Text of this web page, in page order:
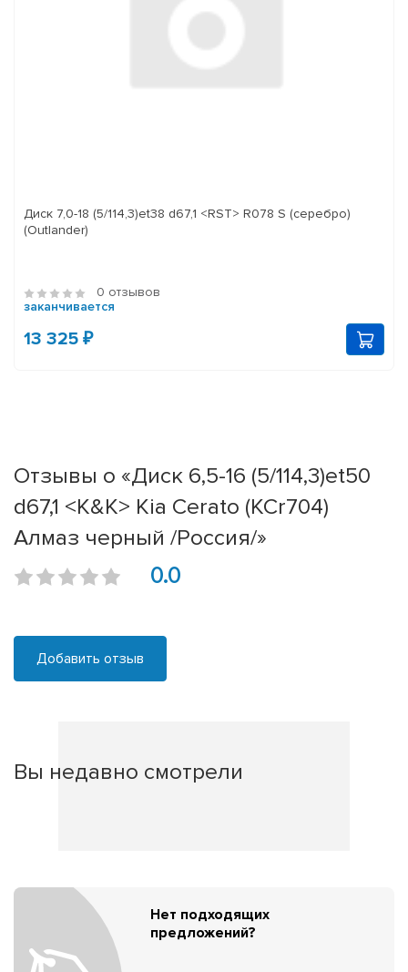
Диск 7,0-18 (5/114,3)et38 d67,1 <RST> R078 S (серебро)
(Outlander)
0 отзывов
заканчивается
13 325 ₽
Отзывы о «Диск 6,5-16 (5/114,3)et50
d67,1 <K&K> Kia Cerato (КСr704)
Алмаз черный /Россия/»
0.0
Добавить отзыв
Вы недавно смотрели
Нет подходящих
предложений?